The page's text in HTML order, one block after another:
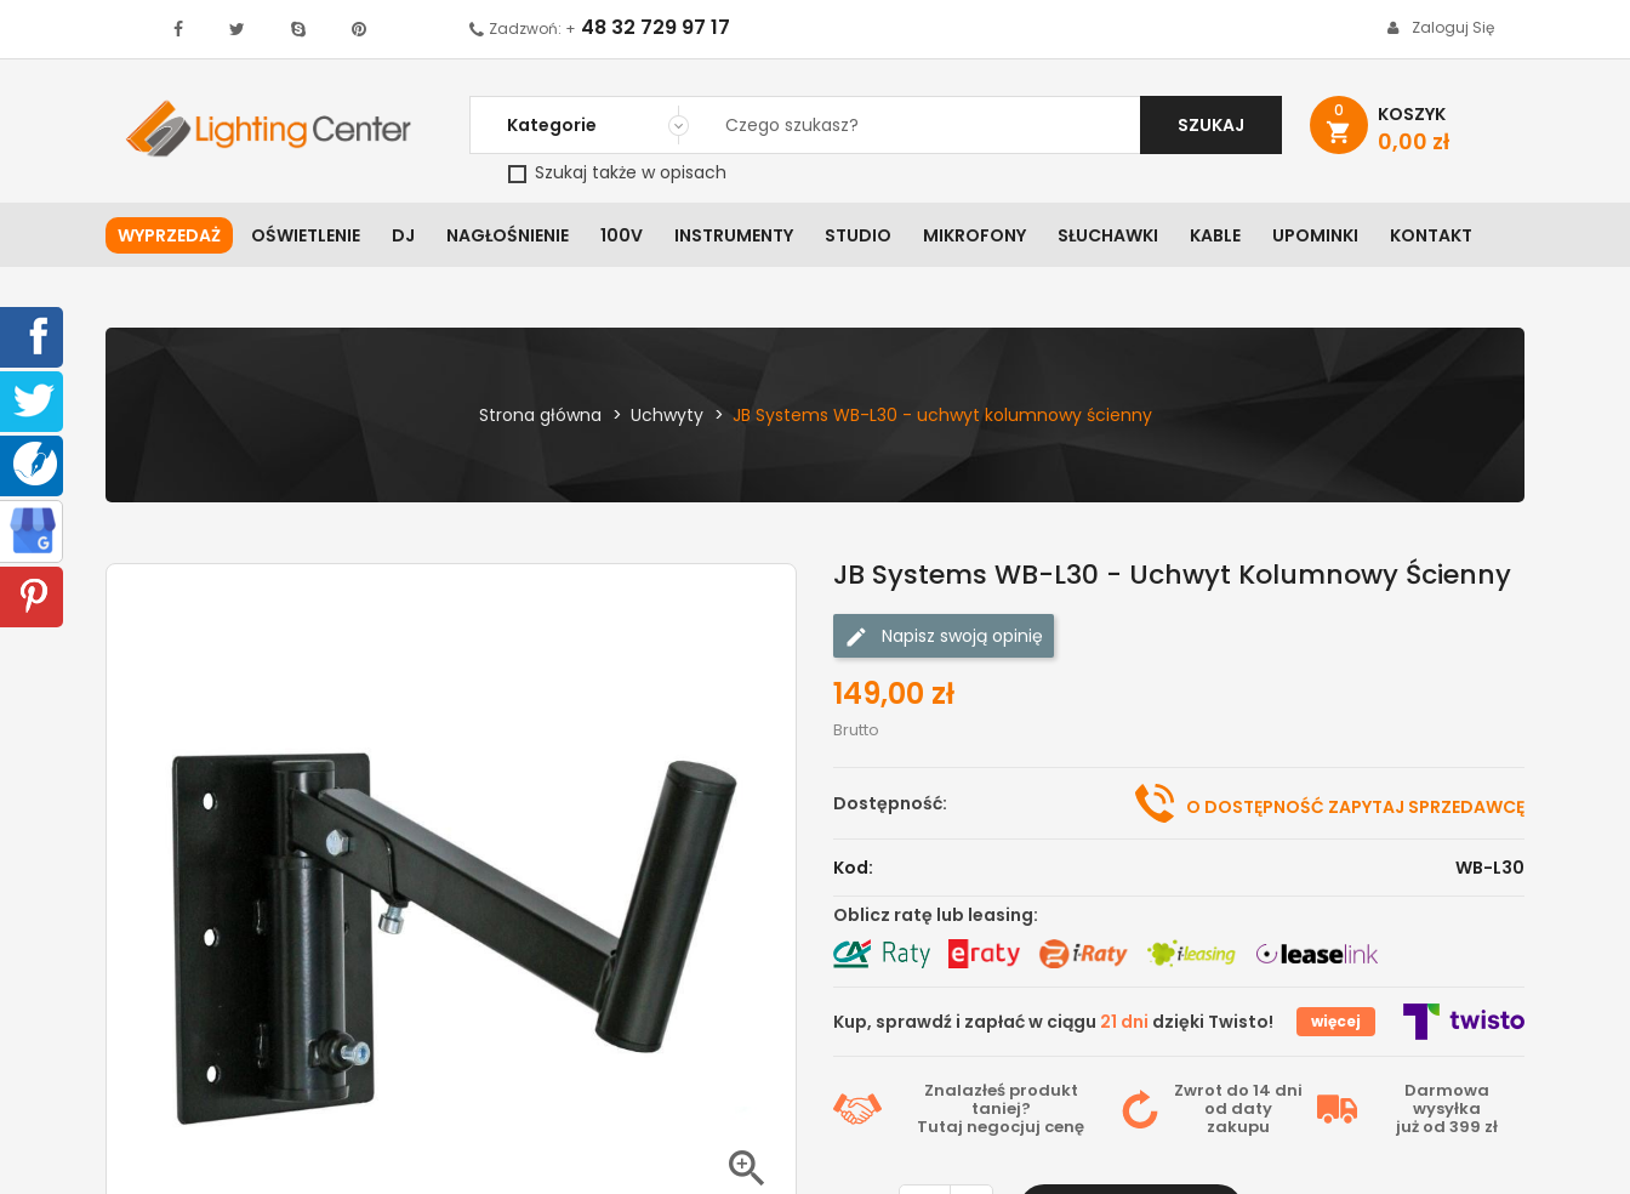
Kategorie
SZUKAJ
Szukaj także w opisach
0
shopping_cart
KOSZYK
0,00 zł
Zadzwoń: + 48 32 729 97 17 Zaloguj Się
WYPRZEDAŻ OŚWIETLENIE DJ NAGŁOŚNIENIE 100V INSTRUMENTY STUDIO MIKROFONY SŁUCHAWKI KABLE UPOMINKI KONTAKT
Strona główna Uchwyty JB Systems WB-L30 - uchwyt kolumnowy ścienny

JB Systems WB-L30 - Uchwyt Kolumnowy Ścienny
Napisz swoją opinię
149,00 zł
Brutto
Dostępność: O DOSTĘPNOŚĆ ZAPYTAJ SPRZEDAWCĘ
Kod:
WB-L30
Oblicz ratę lub leasing:
Kup, sprawdź i zapłać w ciągu 21 dni dzięki Twisto! więcej
Znalazłeś produkt
taniej?
Tutaj negocjuj cenę
Zwrot do 14 dni
od daty
zakupu
Darmowa
wysyłka
już od 399 zł